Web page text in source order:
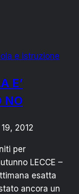
e istruzione
E’
NO
2012
per
LECCE –
esatta
ancora un